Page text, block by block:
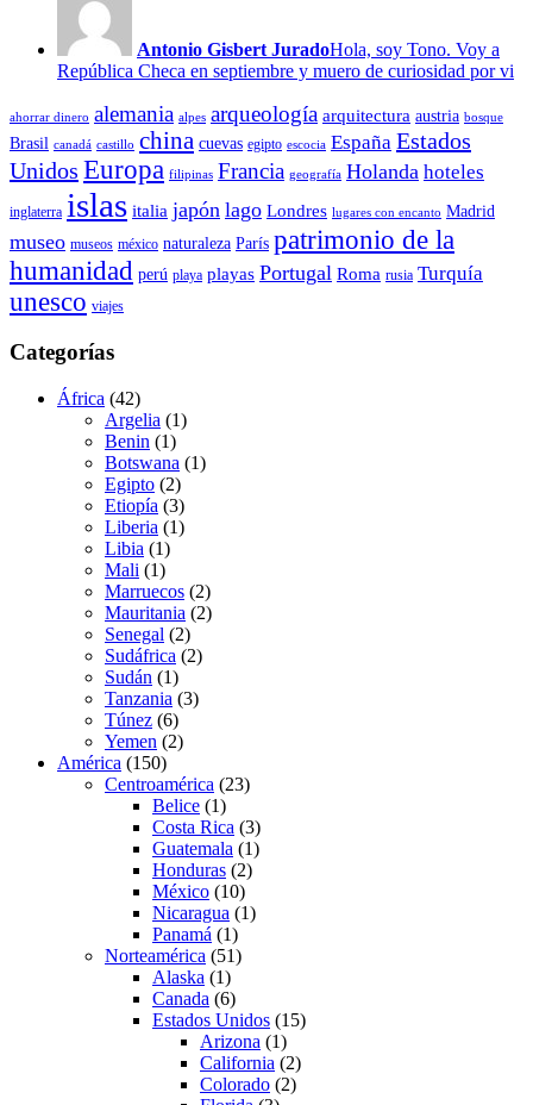
Antonio Gisbert JuradoHola, soy Tono. Voy a
República Checa en septiembre y muero de curiosidad por vi
ahorrar dinero alemania alpes arqueología arquitectura austria bosque
Brasil canadá castillo china cuevas egipto escocia España Estados
Unidos Europa filipinas Francia geografía Holanda hoteles
inglaterra islas italia japón lago Londres lugares con encanto Madrid
museo museos méxico naturaleza París patrimonio de la
humanidad perú playa playas Portugal Roma rusia Turquía
unesco viajes
Categorías
África (42)
Argelia (1)
Benin (1)
Botswana (1)
Egipto (2)
Etiopía (3)
Liberia (1)
Libia (1)
Mali (1)
Marruecos (2)
Mauritania (2)
Senegal (2)
Sudáfrica (2)
Sudán (1)
Tanzania (3)
Túnez (6)
Yemen (2)
América (150)
Centroamérica (23)
Belice (1)
Costa Rica (3)
Guatemala (1)
Honduras (2)
México (10)
Nicaragua (1)
Panamá (1)
Norteamérica (51)
Alaska (1)
Canada (6)
Estados Unidos (15)
Arizona (1)
California (2)
Colorado (2)